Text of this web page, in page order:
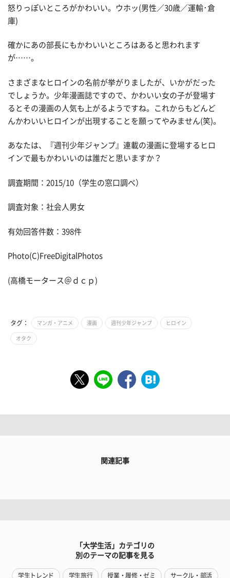
怒りっぽいところがかわいい。ウホッ(男性／30歳／運輸･倉
庫)
確かにあの部長にもかわいいところはあると思われます
が……。
さまざまなヒロインの名前が挙がりましたが、いかがだった
でしょうか。少年漫画誌ですので、かわいい女の子が登場す
るとその漫画の人気も上がるようですね。これからもどんど
んかわいいヒロインが出現することを願ってやみません(笑)。
あなたは、『週刊少年ジャンプ』連載の漫画に登場するヒロ
インで最もかわいいのは誰だと思いますか？
調査期間：2015/10（学生の窓口調べ）
調査対象：社会人男女
有効回答件数：398件
Photo(C)FreeDigitalPhotos
(高橋モータース＠ｄｃｐ)
タグ： マンガ・アニメ 漫画 週刊少年ジャンプ ヒロイン
オタク
関連記事
「大学生活」カテゴリの
別のテーマの記事を見る
学生トレンド 学生旅行 授業・履修・ゼミ サークル・部活